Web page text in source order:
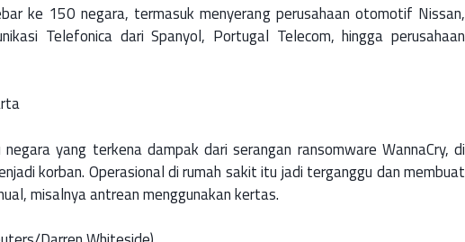
ke 150 negara, termasuk menyerang perusahaan otomotif Nissan,
Telefonica dari Spanyol, Portugal Telecom, hingga perusahaan
yang terkena dampak dari serangan ransomware WannaCry, di
korban. Operasional di rumah sakit itu jadi terganggu dan membuat
misalnya antrean menggunakan kertas.